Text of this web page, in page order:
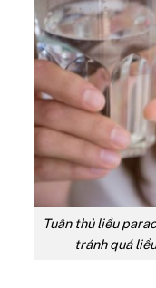
Tuân thủ liều
tránh quá